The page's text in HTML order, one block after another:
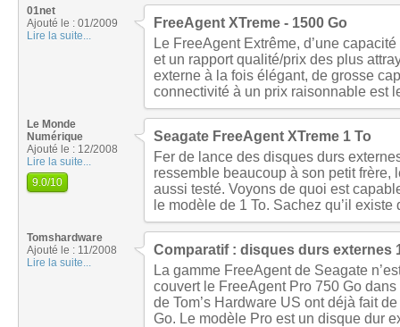
01net
Ajouté le : 01/2009
Lire la suite...
FreeAgent XTreme - 1500 Go
Le FreeAgent Extrême, d’une
et un rapport qualité/prix des plus
externe à la fois élégant, de grosse
connectivité à un prix raisonnable est
Le Monde
Numérique
Ajouté le : 12/2008
Lire la suite...
9.0/10
Seagate FreeAgent XTreme 1 To
Fer de lance des disques durs
ressemble beaucoup à son petit
aussi testé. Voyons de quoi est
le modèle de 1 To. Sachez qu’il
Tomshardware
Ajouté le : 11/2008
Lire la suite...
Comparatif : disques durs externes
La gamme FreeAgent de Seagate
couvert le FreeAgent Pro 750 Go
de Tom’s Hardware US ont déjà fait
Go. Le modèle Pro est un disque dur